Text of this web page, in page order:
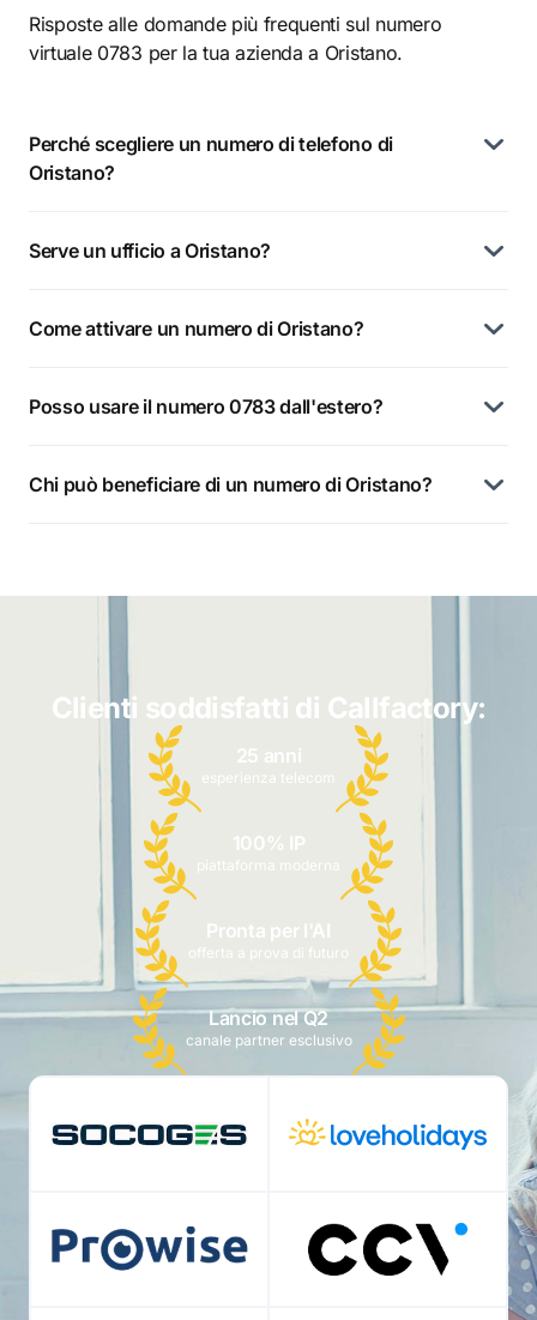
Risposte alle domande più frequenti sul numero
virtuale 0783 per la tua azienda a Oristano.
Perché scegliere un numero di telefono di
Oristano?
Serve un ufficio a Oristano?
Come attivare un numero di Oristano?
Posso usare il numero 0783 dall'estero?
Chi può beneficiare di un numero di Oristano?
Clienti soddisfatti di Callfactory:
25 anni
esperienza telecom
100% IP
piattaforma moderna
Pronta per l'AI
offerta a prova di futuro
Lancio nel Q2
canale partner esclusivo